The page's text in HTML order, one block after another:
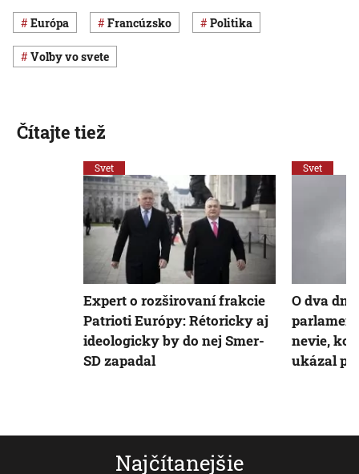
Európa Francúzsko Politika
voľby vo svete
Najčítanejšie
Čítajte tiež
Svet
Expert o rozširovaní frakcie
Patrioti Európy: Rétoricky aj
ideologicky by do nej Smer-
SD zapadal
Svet
O dva
nevie,
ukázal